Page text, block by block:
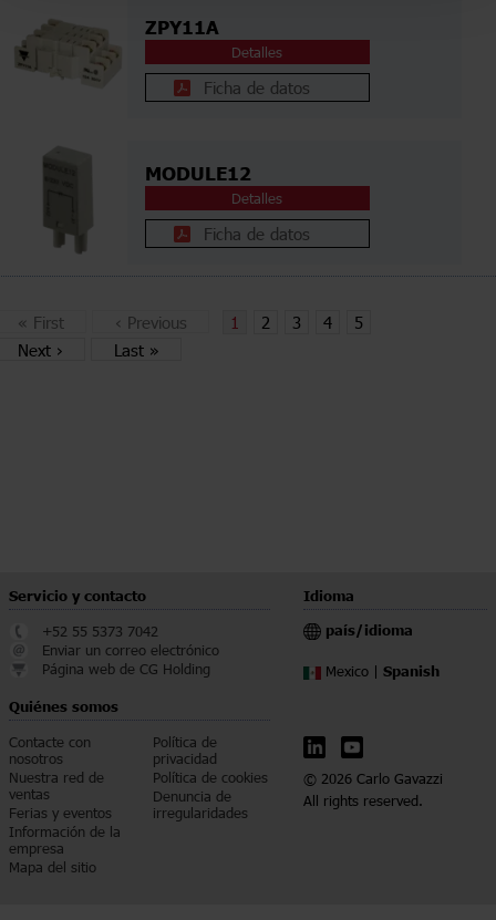
ZPY11A
Detalles
Ficha de datos
MODULE12
Detalles
Ficha de datos
« First ‹ Previous 1 2 3 4
5
Next › Last »
Servicio y contacto
+52 55 5373 7042
Enviar un correo electrónico
Página web de CG Holding
Quiénes somos
Contacte con
nosotros
Nuestra red de
ventas
Ferias y eventos
Información de la
empresa
Mapa del sitio
Política de
privacidad
Política de cookies
Denuncia de
irregularidades
Idioma
país/idioma
Mexico | Spanish
© 2026 Carlo Gavazzi
All rights reserved.